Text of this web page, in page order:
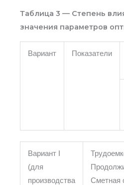
Таблица 3 — Степень
значения параметров
Вариант Показатели
Вариант I
(для
производства
Сметная